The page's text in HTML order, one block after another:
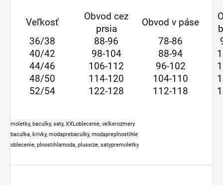
Veľkosť
Obvod cez
prsia
Obvod v páse
36/38
88-96 78-86
40/42
98-104 88-94
44/46
106-112 96-102
48/50
114-120 104-110
52/54
122-128 112-118
moletky, baculky, saty, XXLoblecenie, velkerozmery
baculka, krivky, modaprebaculky, modapreplnostihle
oblecenie, plnostihlamoda, plussize, satypremoletky